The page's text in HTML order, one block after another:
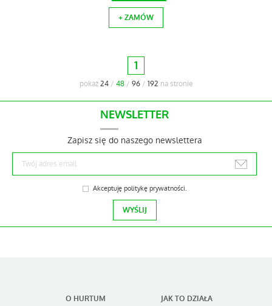
+ ZAMÓW
1
pokaż24/ 48/ 96/ 192 na stronie
NEWSLETTER
Zapisz się do naszego newslettera
Akceptuję politykę prywatności.
O HURTUM JAK TO DZIAŁA